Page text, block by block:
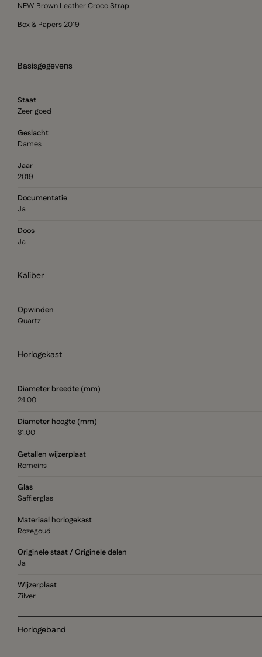
NEW Brown Leather Croco Strap
Box & Papers 2019
Basisgegevens
Staat
Zeer goed
Geslacht
Dames
Jaar
2019
Documentatie
Ja
Doos
Ja
Kaliber
Opwinden
Quartz
Horlogekast
Diameter breedte (mm)
24.00
Diameter hoogte (mm)
31.00
Getallen wijzerplaat
Romeins
Glas
Saffierglas
Materiaal horlogekast
Rozegoud
Originele staat / Originele delen
Ja
Wijzerplaat
Zilver
Horlogeband